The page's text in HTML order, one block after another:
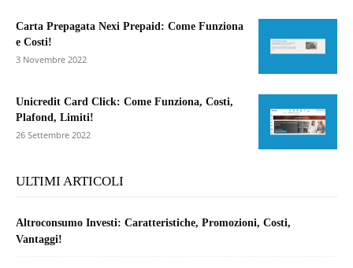
Carta Prepagata Nexi Prepaid: Come Funziona
e Costi!
3 Novembre 2022
Unicredit Card Click: Come Funziona, Costi,
Plafond, Limiti!
26 Settembre 2022
ULTIMI ARTICOLI
Altroconsumo Investi: Caratteristiche, Promozioni, Costi,
Vantaggi!